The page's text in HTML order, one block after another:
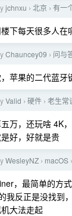
jchnxu › 北京 › 有一
下每天很多人
Chauncey09 › 问与
苹果的二代蓝
Valid › 硬件 › 老生常
万，还玩啥 4K
好，好就是贵
WesleyNZ › macOS ›
，最简单的方
我反正是没找到
大法走起